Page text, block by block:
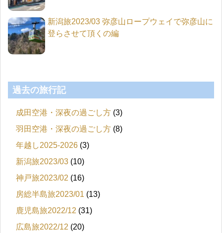
新潟旅2023/03 弥彦山ロープウェイで弥彦山に
登らさせて頂くの編
過去の旅行記
成田空港・深夜の過ごし方 (3)
羽田空港・深夜の過ごし方 (8)
年越し2025-2026 (3)
新潟旅2023/03 (10)
神戸旅2023/02 (16)
房総半島旅2023/01 (13)
鹿児島旅2022/12 (31)
広島旅2022/12 (20)